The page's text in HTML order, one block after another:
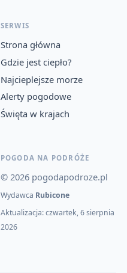
SERWIS
Strona główna
Gdzie jest ciepło?
Najcieplejsze morze
Alerty pogodowe
Święta w krajach
POGODA NA PODRÓŻE
© 2026 pogodapodroze.pl
Wydawca Rubicone
Aktualizacja: czwartek, 6 sierpnia
2026